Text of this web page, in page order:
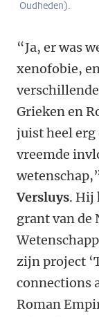
Oudheden).
“Ja, er was
xenofobie,
Grieken en
juist heel
vreemde
Versluys. Hij
grant van de
zijn project
connections
Roman